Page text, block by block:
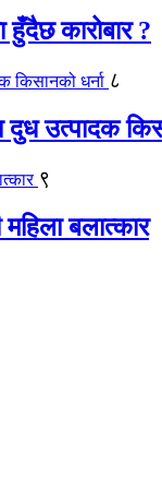
कारोबार ?
८
उत्पादक
९
बलात्कार